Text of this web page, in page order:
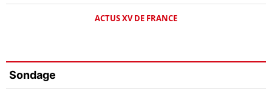
ACTUS XV DE FRANCE
Sondage